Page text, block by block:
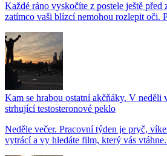
Každé ráno vyskočíte z postele ještě před
zatímco vaši blízcí nemohou rozlepit oči.
Kam se hrabou ostatní akčňáky. V neděli
strhující testosteronové peklo
Neděle večer. Pracovní týden je pryč,
vytrácí a vy hledáte film, který vás